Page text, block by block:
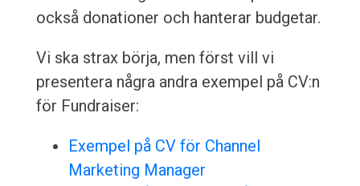
också donationer och hanterar budgetar.
Vi ska strax börja, men först vill vi
presentera några andra exempel på CV:n
för Fundraiser:
Exempel på CV för Channel
Marketing Manager